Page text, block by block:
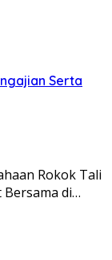
Serta
Rokok Tali
Bersama di…